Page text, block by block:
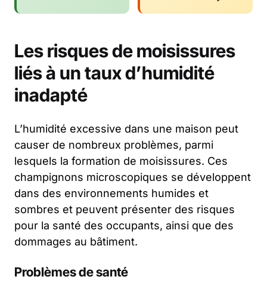
Les risques de moisissures
liés à un taux d’humidité
inadapté
L’humidité excessive dans une maison peut
causer de nombreux problèmes, parmi
lesquels la formation de moisissures. Ces
champignons microscopiques se développent
dans des environnements humides et
sombres et peuvent présenter des risques
pour la santé des occupants, ainsi que des
dommages au bâtiment.
Problèmes de santé